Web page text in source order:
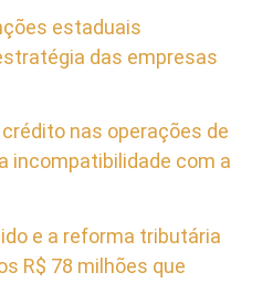
estaduais
das empresas
nas operações de
incompatibilidade com a
e a reforma tributária
R$ 78 milhões que